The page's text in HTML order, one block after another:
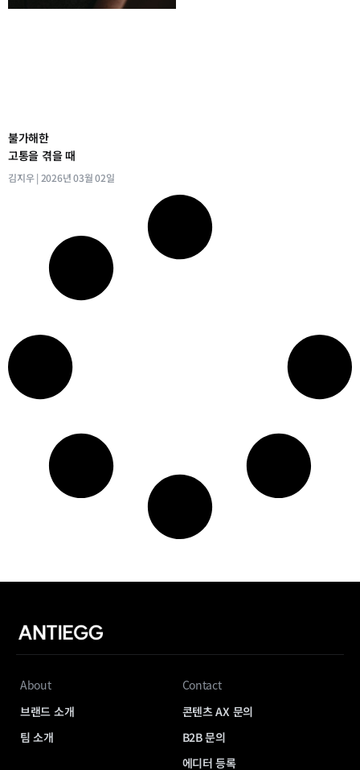
불가해한
고통을 겪을 때
김지우 2026년 03월 02일
About
브랜드 소개
팀 소개
Contact
콘텐츠 AX 문의
B2B 문의
에디터 등록